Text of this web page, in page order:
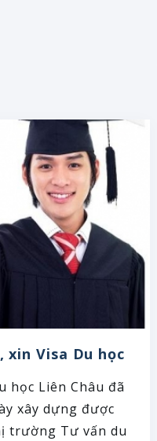
xin Visa Du học
học Liên Châu đã
xây dựng được
trường Tư vấn du